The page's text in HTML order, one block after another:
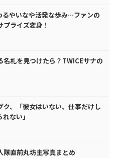
やいなや活発な歩み…ファンの
ライズ変身！
名札を見つけたら？TWICEサナの
ク、「彼女はいない、仕事だけし
ない」
隊直前丸坊主写真まとめ